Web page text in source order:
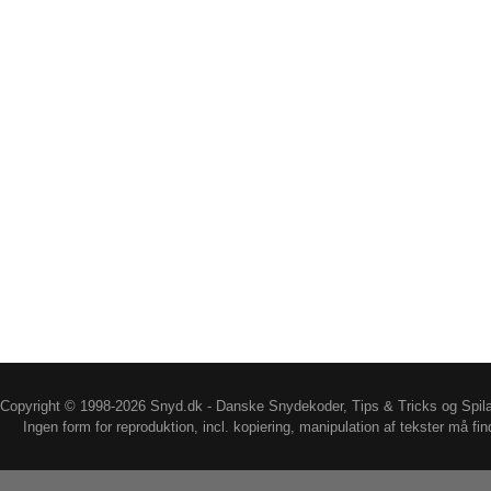
Copyright © 1998-2026 Snyd.dk - Danske Snydekoder, Tips & Tricks og
Ingen form for reproduktion, incl. kopiering, manipulation af tekster må